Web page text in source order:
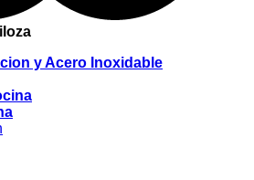
y Acero Inoxidable